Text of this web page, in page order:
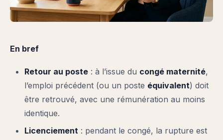
En bref
Retour au poste: à l’issue du congé maternité,
l’emploi précédent (ou un poste équivalent) doit
être retrouvé, avec une rémunération au moins
identique.
Licenciement : pendant le congé, la rupture est